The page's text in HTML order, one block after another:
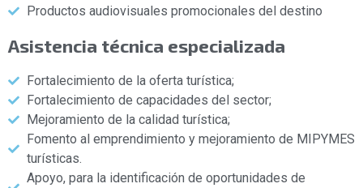
Productos audiovisuales promocionales del destino
Asistencia técnica especializada
Fortalecimiento de la oferta turística;
Fortalecimiento de capacidades del sector;
Mejoramiento de la calidad turística;
Fomento al emprendimiento y mejoramiento de MIPYMES
turísticas.
Apoyo, para la identificación de oportunidades de